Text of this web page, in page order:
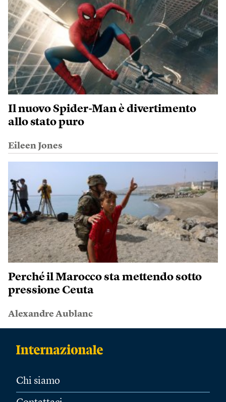
Il nuovo Spider-Man è divertimento
allo stato puro
Eileen Jones
Perché il Marocco sta mettendo sotto
pressione Ceuta
Alexandre Aublanc
Chi siamo